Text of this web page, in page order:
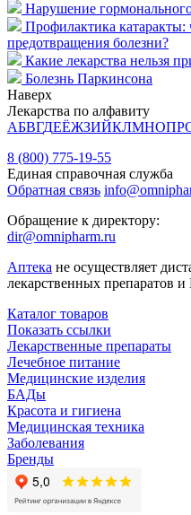
Нарушение
Профилактика катаракты:
предотвращения болезни?
Какие лекарства нельзя
Болезнь Паркинсона
Наверх
Лекарства по алфавиту
АБВГДЕЁЖЗИЙКЛМНОПР
8 (800) 775-19-55
Единая справочная служба
Обратная связь
Обращение к директору:
dir@omnipharm.ru
Аптека не осуществляет
лекарственных препаратов
Каталог товаров
Показать ссылки
Лекарственные препараты
Лечебное питание
Медицинские изделия
БАДы
Красота и гигиена
Медицинская техника
Заболевания
Бренды